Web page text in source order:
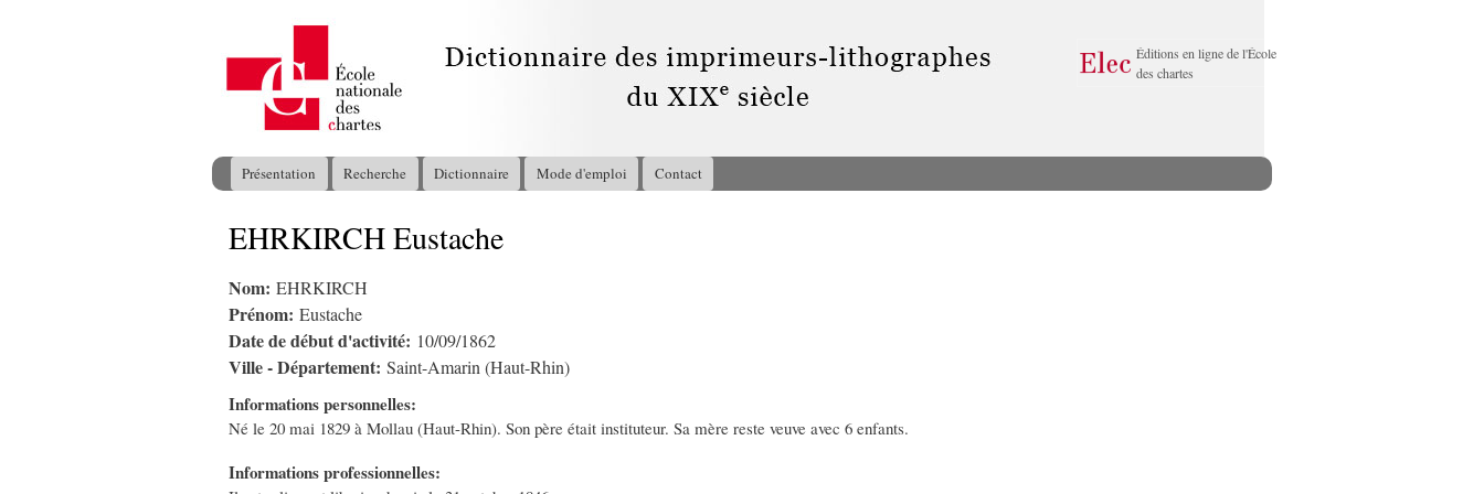
principal
Éditions en ligne de l'École
des chartes
Menu principal
Présentation Recherche Dictionnaire Mode d'emploi Contact
Vous êtes ici
EHRKIRCH Eustache
Nom: EHRKIRCH
Prénom: Eustache
Date de début d'activité: 10/09/1862
Ville - Département: Saint-Amarin (Haut-Rhin)
Informations personnelles:
Né le 20 mai 1829 à Mollau (Haut-Rhin). Son père était instituteur. Sa mère reste veuve avec 6 enfants.
Informations professionnelles: